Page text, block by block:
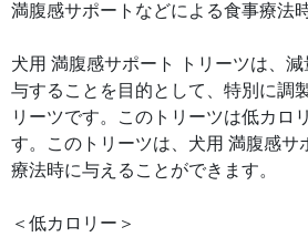
満腹感サポートなどによる食事療法
犬用 満腹感サポート トリーツは、
与することを目的として、特別に調
リーツです。このトリーツは低カロ
す。このトリーツは、犬用 満腹感サ
療法時に与えることができます。
＜低カロリー＞